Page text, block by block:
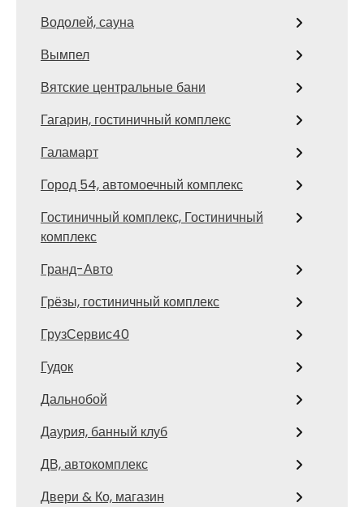
Водолей, сауна
Вымпел
Вятские центральные бани
Гагарин, гостиничный комплекс
Галамарт
Город 54, автомоечный комплекс
Гостиничный комплекс, Гостиничный
комплекс
Гранд-Авто
Грёзы, гостиничный комплекс
ГрузСервис40
Гудок
Дальнобой
Даурия, банный клуб
ДВ, автокомплекс
Двери & Ко, магазин